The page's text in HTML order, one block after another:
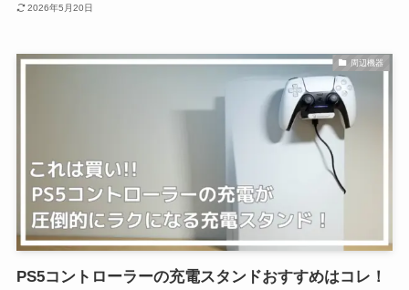
2026年5月20日
周辺機器
PS5コントローラーの充電スタンドおすすめはコレ！